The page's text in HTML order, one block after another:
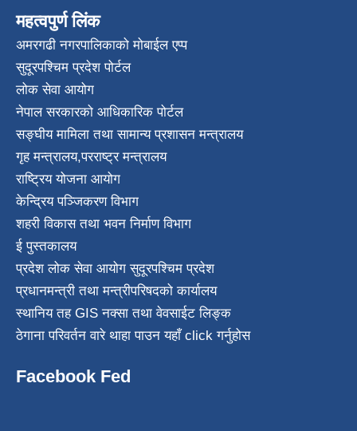
महत्वपुर्ण लिंक
अमरगढी नगरपालिकाको मोबाईल एप्प
सुदूरपश्चिम प्रदेश पोर्टल
लोक सेवा आयोग
नेपाल सरकारको आधिकारिक पोर्टल
सङ्घीय मामिला तथा सामान्य प्रशासन मन्त्रालय
गृह मन्त्रालय,परराष्ट्र मन्त्रालय
राष्ट्रिय योजना आयोग
केन्द्रिय पञ्जिकरण विभाग
शहरी विकास तथा भवन निर्माण विभाग
ई पुस्तकालय
प्रदेश लोक सेवा आयोग सुदूरपश्चिम प्रदेश
प्रधानमन्त्री तथा मन्त्रीपरिषदको कार्यालय
स्थानिय तह GIS नक्सा तथा वेवसाईट लिङ्क
ठेगाना परिवर्तन वारे थाहा पाउन यहाँ click गर्नुहोस
Facebook Fed